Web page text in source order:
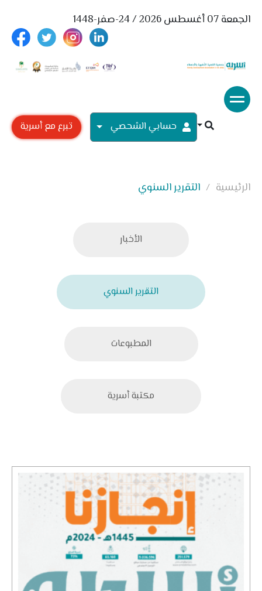
الجمعة 07 أغسطس 2026 / 24-صفر-1448
حسابي الشحصي تبرع مع أسرية
الرئيسية التقرير السنوي
الأخبار
التقرير السنوي
المطبوعات
مكتبة أسرية